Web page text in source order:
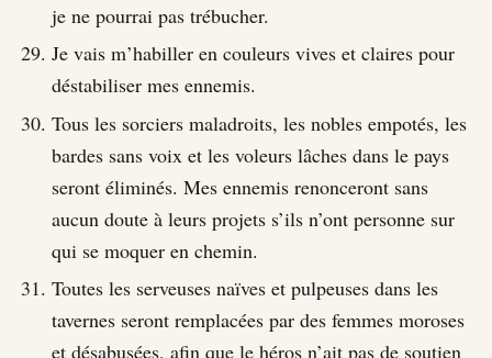
je ne pourrai pas trébucher.
Je vais m’habiller en couleurs vives et claires pour
déstabiliser mes ennemis.
Tous les sorciers maladroits, les nobles empotés, les
bardes sans voix et les voleurs lâches dans le pays
seront éliminés. Mes ennemis renonceront sans
aucun doute à leurs projets s’ils n’ont personne sur
qui se moquer en chemin.
Toutes les serveuses naïves et pulpeuses dans les
tavernes seront remplacées par des femmes moroses
et désabusées, afin que le héros n’ait pas de soutien